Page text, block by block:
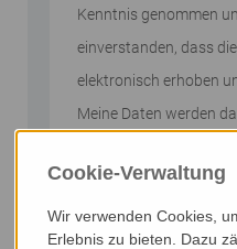
Kenntnis genommen
einverstanden, dass
elektronisch erhoben
Meine Daten werden
Beantwortung meiner
Abschicken
Cookie-Verwaltung
Wir verwenden Cookies,
Erlebnis zu bieten. Dazu